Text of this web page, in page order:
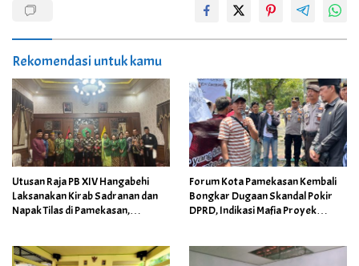
Rekomendasi untuk kamu
Utusan Raja PB XIV Hangabehi
Laksanakan Kirab Sadranan dan
Napak Tilas di Pamekasan,
Forum Kota Pamekasan Kembali
Bongkar Dugaan Skandal Pokir
DPRD, Indikasi Mafia Proyek